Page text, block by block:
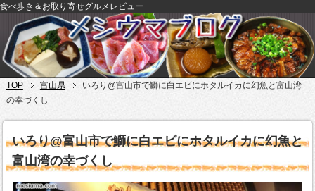
食べ歩き＆お取り寄せグルメレビュー
TOP 富山県
いろり@富山市で鰤に白エビにホタルイカに幻魚と富山湾
の幸づくし
いろり@富山市で鰤に白エビにホタルイカに幻魚と
富山湾の幸づくし